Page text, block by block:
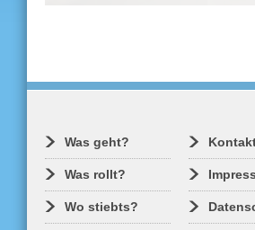
Entwerten des Tickets entfällt.
Was geht?
Was rollt?
Wo stiebts?